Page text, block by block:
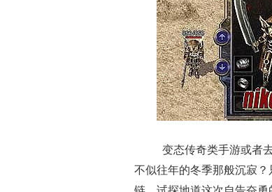
变态传奇类手游或者
不似往年的冬季那般沉寂